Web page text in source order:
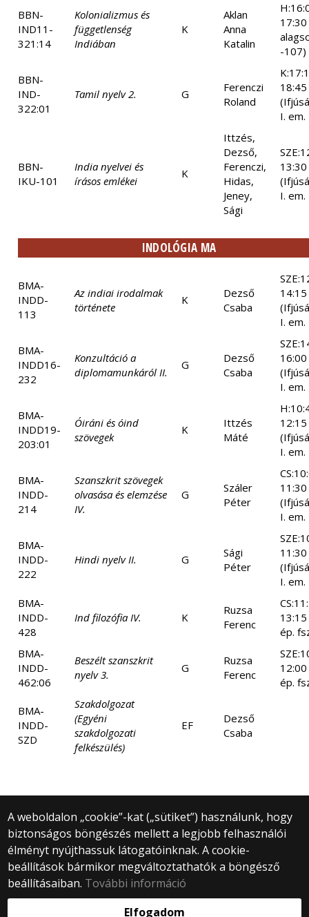
BBN-
IND11-
321:14
Kolonializmus és
függetlenség
Indiában
K
Aklan
Anna
Katalin
-107)
BBN-
IND-
322:01
Tamil nyelv 2. G
Ferenczi
Roland
18:45
I.
BBN-
IKU-101
India nyelvei és
írásos emlékei
K
Ittzés,
Dezső,
Ferenczi,
Hidas,
Jeney,
Sági
13:30
I.
INDOLÓGIA MA
BMA-
INDD-
113
Az indiai irodalmak
története
K
Dezső
Csaba
14:15
I.
BMA-
INDD16-
232
Konzultáció a
diplomamunkáról II.
G
Dezső
Csaba
16:00
I.
BMA-
INDD19-
203:01
Óiráni és óind
szövegek
K
Ittzés
Máté
12:15
I.
BMA-
INDD-
214
Szanszkrit szövegek
olvasása és elemzése
IV.
G
Száler
Péter
11:30
I.
BMA-
INDD-
222
Hindi nyelv II. G
Sági
Péter
11:30
I.
BMA-
INDD-
428
Ind filozófia IV. K
Ruzsa
Ferenc
ép.
BMA-
INDD-
462:06
Beszélt szanszkrit
nyelv 3.
G
Ruzsa
Ferenc
ép.
BMA-
INDD-
SZD
Szakdolgozat
(Egyéni
szakdolgozati
felkészülés)
EF
Dezső
Csaba
A weboldalon „cookie”-kat („sütiket”) használunk, hogy
biztonságos böngészés mellett a legjobb felhasználói
élményt nyújthassuk látogatóinknak. A cookie-
beállítások bármikor megváltoztathatók a böngésző
beállításaiban. További információ
Elfogadom
© 2025 Eötvös Loránd Tudományegyetem
Minden jog fenntartva.
1053 Budapest, Egyetem tér 1–3.
Központi telefonszám: +36 1 411 6500
Webfejlesztés: